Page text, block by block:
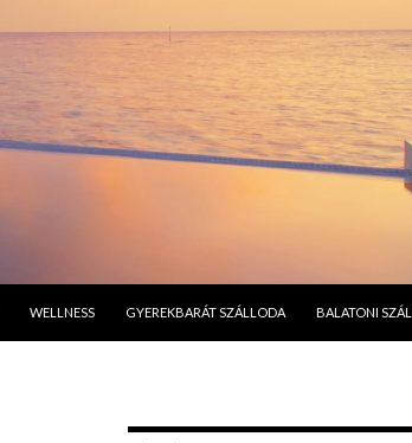
WELLNESS GYEREKBARÁT SZÁLLODA BALATONI